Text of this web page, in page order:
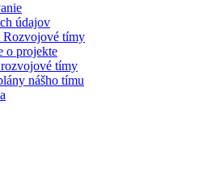
údajov
tímy
o projekte
tímy
nášho tímu